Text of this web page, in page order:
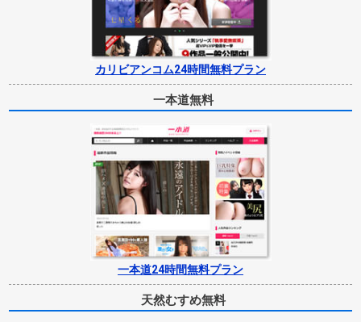
カリビアンコム24時間無料プラン
一本道無料
一本道24時間無料プラン
天然むすめ無料